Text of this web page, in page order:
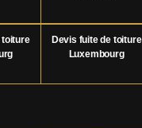
toiture
Devis fuite de toiture
Luxembourg